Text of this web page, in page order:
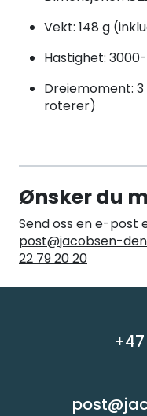
Vekt: 148 g
Hastighet:
Dreiemoment:
roterer)
Ønsker du
Send oss en e-post
post@jacobsen-
22 79 20 20